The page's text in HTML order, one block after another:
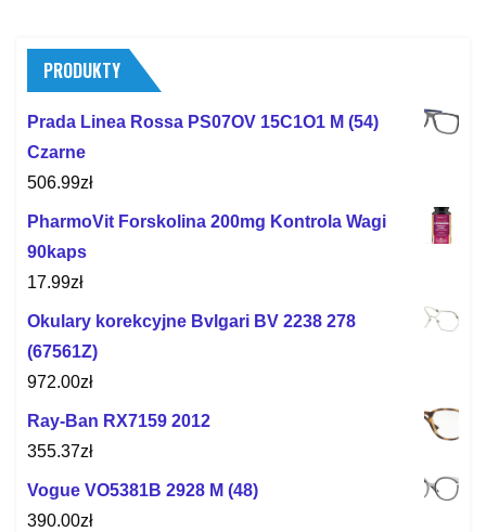
PRODUKTY
Prada Linea Rossa PS07OV 15C1O1 M (54)
Czarne
506.99zł
PharmoVit Forskolina 200mg Kontrola Wagi
90kaps
17.99zł
Okulary korekcyjne Bvlgari BV 2238 278
(67561Z)
972.00zł
Ray-Ban RX7159 2012
355.37zł
Vogue VO5381B 2928 M (48)
390.00zł